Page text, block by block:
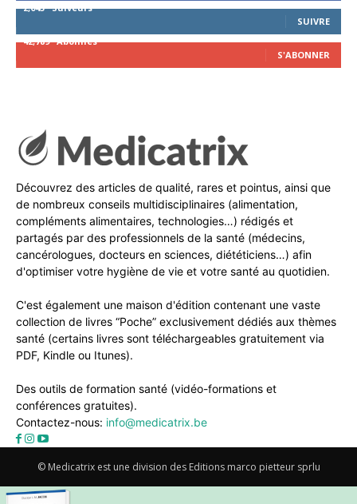
2,043 Suiveurs
SUIVRE
42,789 Abonnés
S'ABONNER
Découvrez des articles de qualité, rares et pointus, ainsi que
de nombreux conseils multidisciplinaires (alimentation,
compléments alimentaires, technologies…) rédigés et
partagés par des professionnels de la santé (médecins,
cancérologues, docteurs en sciences, diététiciens…) afin
d'optimiser votre hygiène de vie et votre santé au quotidien.
C'est également une maison d'édition contenant une vaste
collection de livres “Poche” exclusivement dédiés aux thèmes
santé (certains livres sont téléchargeables gratuitement via
PDF, Kindle ou Itunes).
Des outils de formation santé (vidéo-formations et
conférences gratuites).
Contactez-nous: info@medicatrix.be
© Medicatrix est une division des Editions marco pietteur sprlu